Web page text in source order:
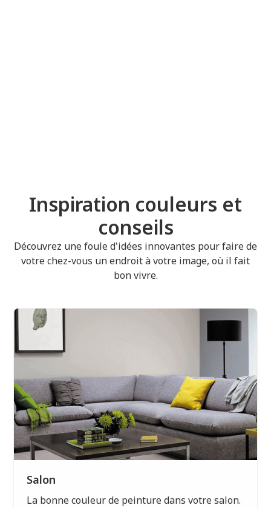
Inspiration couleurs et
conseils
Découvrez une foule d'idées innovantes pour faire de
votre chez-vous un endroit à votre image, où il fait
bon vivre.
Salon
La bonne couleur de peinture dans votre salon.